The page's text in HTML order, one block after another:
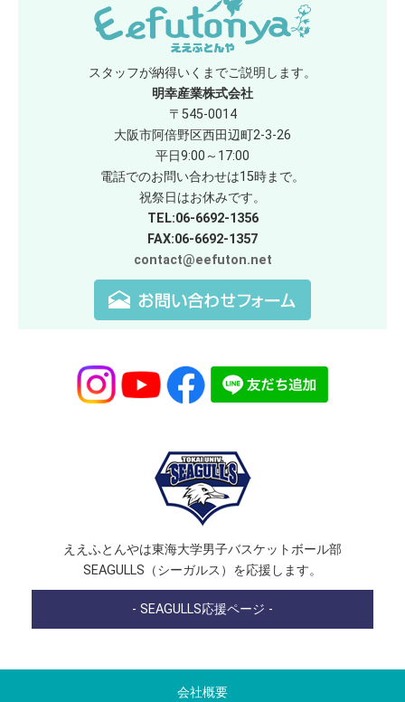
スタッフが納得いくまでご説明します。
明幸産業株式会社
〒545-0014
大阪市阿倍野区西田辺町2-3-26
平日9:00～17:00
電話でのお問い合わせは15時まで。
祝祭日はお休みです。
TEL:06-6692-1356
FAX:06-6692-1357
contact@eefuton.net
ええふとんやは東海大学男子バスケットボール部
SEAGULLS（シーガルス）を応援します。
- SEAGULLS応援ページ -
会社概要